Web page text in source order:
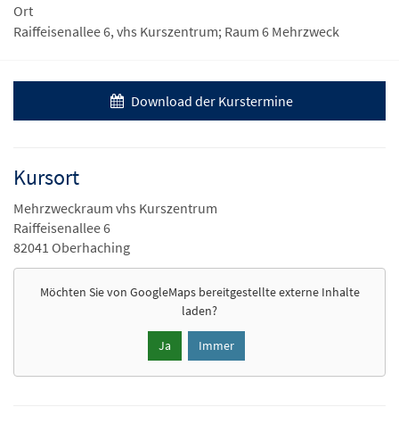
Ort
Raiffeisenallee 6, vhs Kurszentrum; Raum 6 Mehrzweck
Download der Kurstermine
Kursort
Mehrzweckraum vhs Kurszentrum
Raiffeisenallee 6
82041 Oberhaching
Möchten Sie von GoogleMapsbereitgestellte externe Inhalte
laden?
Ja Immer